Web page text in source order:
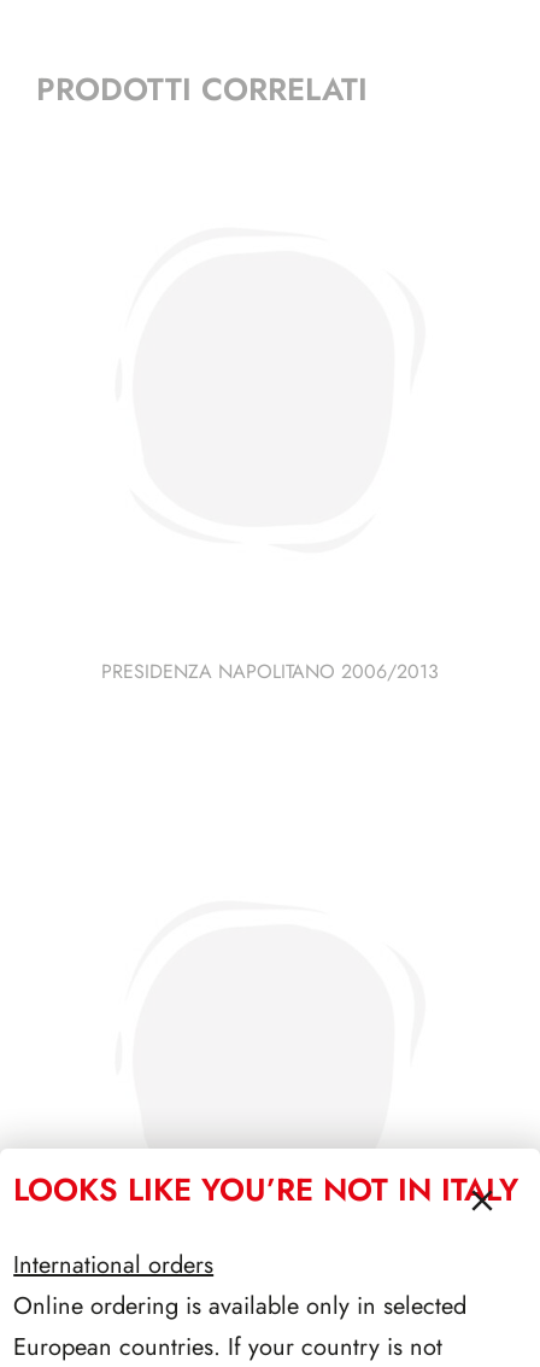
PRODOTTI CORRELATI
PRESIDENZA NAPOLITANO 2006/2013
SFORZESCO ITALIA 1996 PAGINE 6
LOOKS LIKE YOU’RE NOT IN ITALY
International orders
Online ordering is available only in selected
European countries. If your country is not